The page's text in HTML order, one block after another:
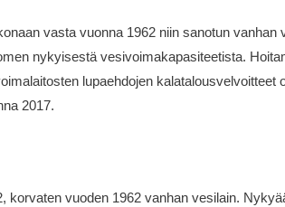
vasta vuonna 1962 niin sanotun vanhan
nykyisestä vesivoimakapasiteetista.
lupaehdojen kalatalousvelvoitteet
2017.
vuoden 1962 vanhan vesilain.